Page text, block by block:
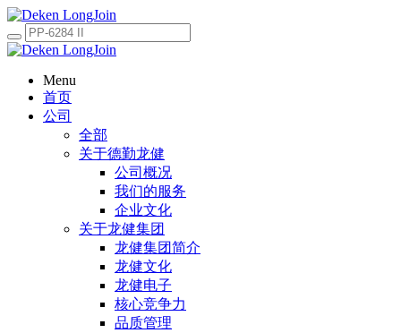
Menu
首页
公司
全部
关于德勤龙健
公司概况
我们的服务
企业文化
关于龙健集团
龙健集团简介
龙健文化
龙健电子
核心竞争力
品质管理